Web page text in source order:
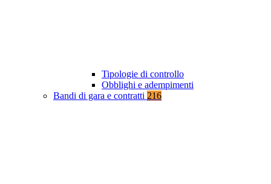
Tipologie di controllo
Obblighi e adempimenti
Bandi di gara e contratti 216